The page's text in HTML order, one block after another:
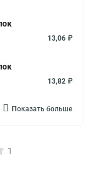
13,06 ₽
13,82 ₽
Показать больше
1